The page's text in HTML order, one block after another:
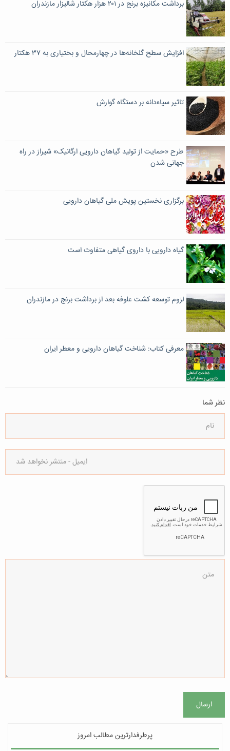
برداشت مکانیزه برنج در ۲۰۱ هزار هکتار شالیزار مازندران
افزایش سطح گلخانه‌ها در چهارمحال و بختیاری به ۳۷ هکتار
تاثیر سیاه‌دانه بر دستگاه گوارش
طرح «حمایت از تولید گیاهان دارویی ارگانیک» شیراز در راه
جهانی شدن
برگزاری نخستین پویش ملی گیاهان دارویی
گیاه دارویی با داروی گیاهی متفاوت است
لزوم توسعه کشت علوفه بعد از برداشت برنج در مازندران
معرفی کتاب: شناخت گیاهان دارویی و معطر ایران
نظر شما
ارسال
پرطرفدارترین مطالب امروز